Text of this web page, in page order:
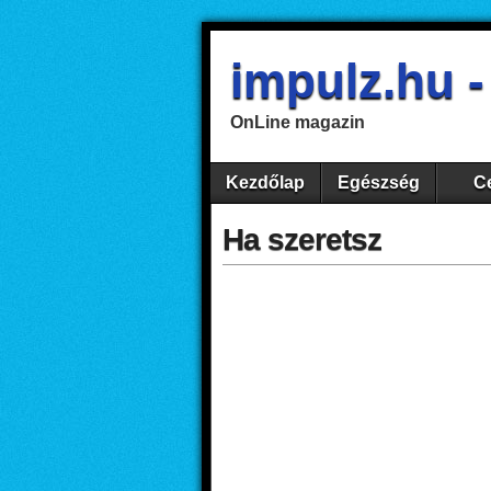
impulz.hu
OnLine magazin
Kezdőlap Egészség
Ha szeretsz